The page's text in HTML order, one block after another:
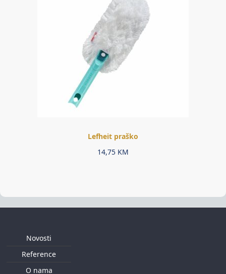
Lefheit praško
14,75 KM
Novosti
Reference
O nama